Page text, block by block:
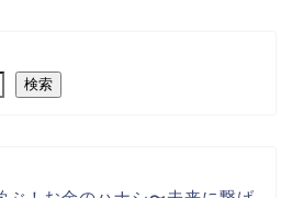
検索